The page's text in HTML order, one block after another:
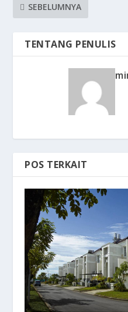
SEBELUMNYA
TENTANG PENULIS
POS TERKAIT